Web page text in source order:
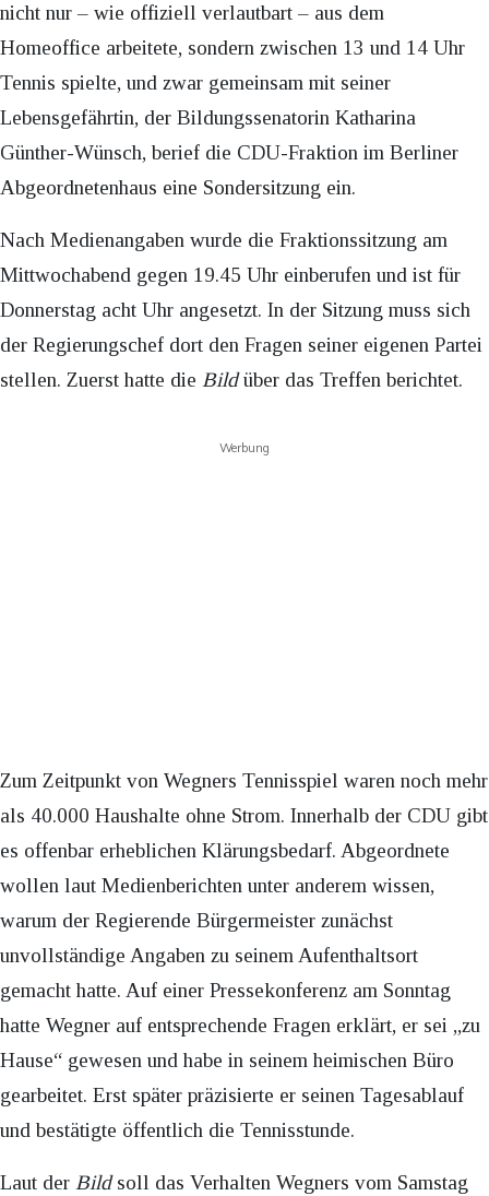
nicht nur – wie offiziell verlautbart – aus dem
Homeoffice arbeitete, sondern zwischen 13 und 14 Uhr
Tennis spielte, und zwar gemeinsam mit seiner
Lebensgefährtin, der Bildungssenatorin Katharina
Günther-Wünsch, berief die CDU-Fraktion im Berliner
Abgeordnetenhaus eine Sondersitzung ein.
Nach Medienangaben wurde die Fraktionssitzung am
Mittwochabend gegen 19.45 Uhr einberufen und ist für
Donnerstag acht Uhr angesetzt. In der Sitzung muss sich
der Regierungschef dort den Fragen seiner eigenen Partei
stellen. Zuerst hatte die Bildüber das Treffen berichtet.
Werbung
Zum Zeitpunkt von Wegners Tennisspiel waren noch mehr
als 40.000 Haushalte ohne Strom. Innerhalb der CDU gibt
es offenbar erheblichen Klärungsbedarf. Abgeordnete
wollen laut Medienberichten unter anderem wissen,
warum der Regierende Bürgermeister zunächst
unvollständige Angaben zu seinem Aufenthaltsort
gemacht hatte. Auf einer Pressekonferenz am Sonntag
hatte Wegner auf entsprechende Fragen erklärt, er sei „zu
Hause“ gewesen und habe in seinem heimischen Büro
gearbeitet. Erst später präzisierte er seinen Tagesablauf
und bestätigte öffentlich die Tennisstunde.
Laut der Bildsoll das Verhalten Wegners vom Samstag